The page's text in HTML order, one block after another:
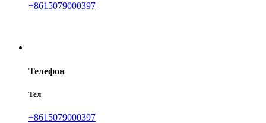
+8615079000397
Телефон
Тел
+8615079000397